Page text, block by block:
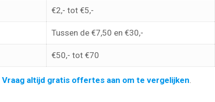
€2,- tot €5,-
Tussen de €7,50 en €30,-
€50,- tot €70
Vraag altijd gratis offertes aan om te vergelijken.